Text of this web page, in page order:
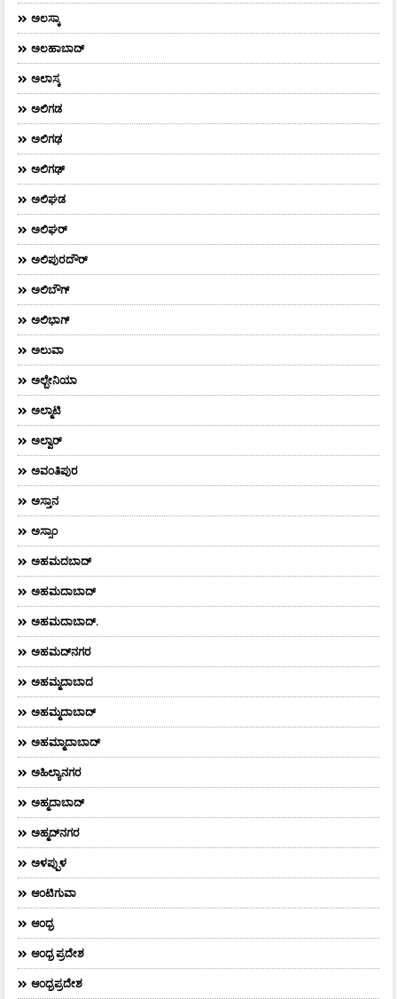
ಅಲಸ್ಕಾ
ಅಲಹಾಬಾದ್
ಅಲಾಸ್ಕ
ಅಲಿಗಡ
ಅಲಿಗಢ
ಅಲಿಗಢ್
ಅಲಿಘಡ
ಅಲಿಘರ್
ಅಲಿಪುರದೌರ್‌
ಅಲಿಬೌಗ್
ಅಲಿಭಾಗ್
ಅಲುವಾ
ಅಲ್ಬೇನಿಯಾ
ಅಲ್ಮಾಟಿ
ಅಲ್ವಾರ್
ಅವಂತಿಪುರ
ಅಸ್ತಾನ
ಅಸ್ಸಾಂ
ಅಹಮದಬಾದ್
ಅಹಮದಾಬಾದ್
ಅಹಮದಾಬಾದ್‌.
ಅಹಮದ್‌ನಗರ
ಅಹಮ್ಮದಾಬಾದ
ಅಹಮ್ಮದಾಬಾದ್
ಅಹಮ್ಮಾದಾಬಾದ್
ಅಹಿಲ್ಯಾನಗರ
ಅಹ್ಮದಾಬಾದ್
ಅಹ್ಮದ್‌ನಗರ
ಅಳಪ್ಪುಳ
ಆಂಟಿಗುವಾ
ಆಂಧ್ರ
ಆಂಧ್ರ ಪ್ರದೇಶ
ಆಂಧ್ರಪ್ರದೇಶ